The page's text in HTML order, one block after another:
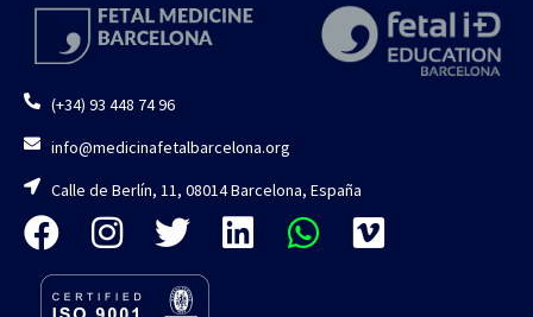
(+34) 93 448 74 96
info@medicinafetalbarcelona.org
Calle de Berlín, 11, 08014 Barcelona, España